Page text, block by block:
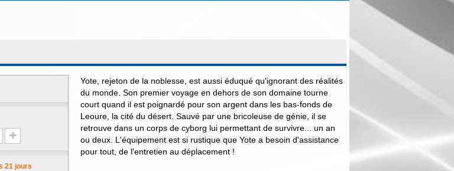
21 jours
Yote, rejeton de la noblesse, est aussi éduqué qu'ignorant des réalités
du monde. Son premier voyage en dehors de son domaine tourne
court quand il est poignardé pour son argent dans les bas-fonds de
Leoure, la cité du désert. Sauvé par une bricoleuse de génie, il se
retrouve dans un corps de cyborg lui permettant de survivre... un an
ou deux. L'équipement est si rustique que Yote a besoin d'assistance
pour tout, de l'entretien au déplacement !